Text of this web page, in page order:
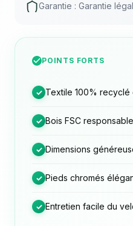
Garantie : Garantie
POINTS FORTS
✓ Textile 100% recyclé
✓ Bois FSC responsable
✓ Dimensions
✓ Pieds chromés
✓ Entretien facile du